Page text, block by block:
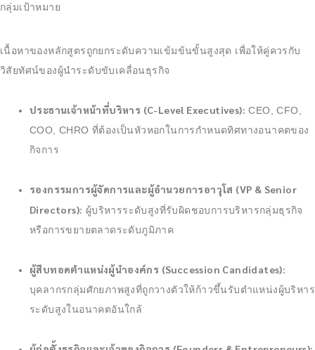
กลุ่มเป้าหมาย
เนื้อหาของหลักสูตรถูกยกระดับความเข้มข้นขั้นสูงสุด เพื่อให้คู่ควรกับ
วิสัยทัศน์ของผู้นำระดับขับเคลื่อนธุรกิจ
ประธานเจ้าหน้าที่บริหาร (C-Level Executives): CEO, CFO,
COO, CHRO ที่ต้องเป็นหัวหอกในการกำหนดทิศทางอนาคตของ
กิจการ
รองกรรมการผู้จัดการและผู้อำนวยการอาวุโส (VP & Senior
Directors): ผู้บริหารระดับสูงที่รับผิดชอบการบริหารกลุ่มธุรกิจ
หรือการขยายตลาดระดับภูมิภาค
ผู้สืบทอดตำแหน่งผู้นำองค์กร (Succession Candidates):
บุคลากรกลุ่มศักยภาพสูงที่ถูกวางตัวให้ก้าวขึ้นรับตำแหน่งผู้บริหาร
ระดับสูงในอนาคตอันใกล้